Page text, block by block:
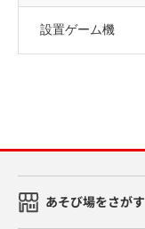
設置ゲーム機
あそび場をさがす